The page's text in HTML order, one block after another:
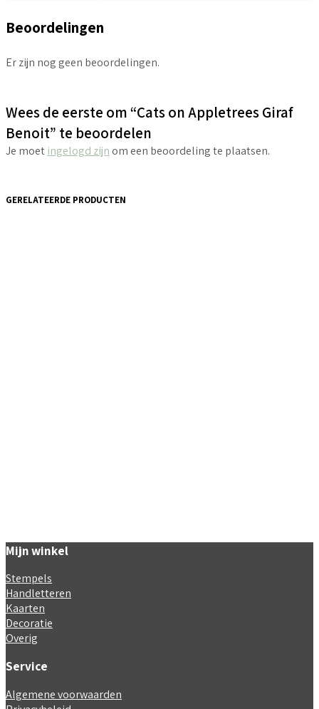
Beoordelingen
Er zijn nog geen beoordelingen.
Wees de eerste om “Cats on Appletrees Giraf
Benoit” te beoordelen
Je moet ingelogd zijnom een beoordeling te plaatsen.
GERELATEERDE PRODUCTEN
Mijn winkel
Stempels
Handletteren
Kaarten
Decoratie
Overig
Service
Algemene voorwaarden